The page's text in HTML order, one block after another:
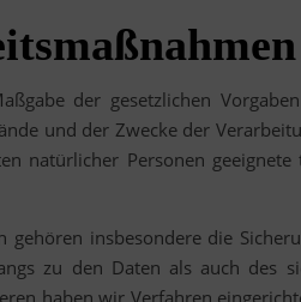
der gesetzlichen
und der Zwecke der
natürlicher Personen
gehören insbesondere die
zu den Daten als auch des
haben wir Verfahren